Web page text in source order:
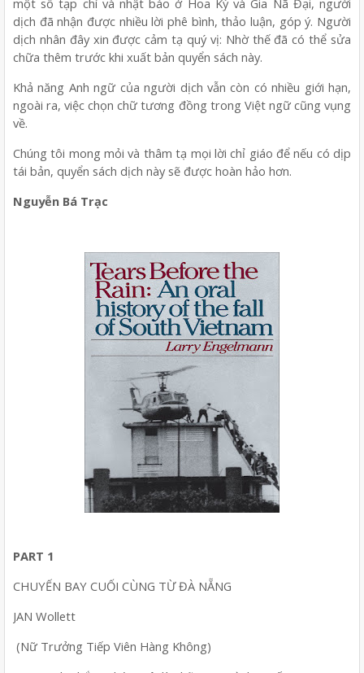
một số tạp chí và nhật báo ở Hoa Kỳ và Gia Nã Đại, người
dịch đã nhận được nhiều lời phê bình, thảo luận, góp ý. Người
dịch nhân đây xin được cảm tạ quý vị: Nhờ thế đã có thể sửa
chữa thêm trước khi xuất bản quyển sách này.
Khả năng Anh ngữ của người dịch vẫn còn có nhiều giới hạn,
ngoài ra, việc chọn chữ tương đồng trong Việt ngữ cũng vụng
về.
Chúng tôi mong mỏi và thâm tạ mọi lời chỉ giáo để nếu có dịp
tái bản, quyển sách dịch này sẽ được hoàn hảo hơn.
Nguyễn Bá Trạc
PART 1
CHUYẾN BAY CUỐI CÙNG TỪ ĐÀ NẴNG
JAN Wollett
(Nữ Trưởng Tiếp Viên Hàng Không)